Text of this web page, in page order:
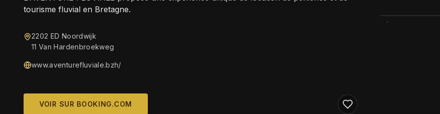
tourisme fluvial en Bretagne.
2202 ED Noordwijk
11 Van Hardenbroekweg
www.aventurefluviale.bzh/
VOIR SUR BOOKING.COM